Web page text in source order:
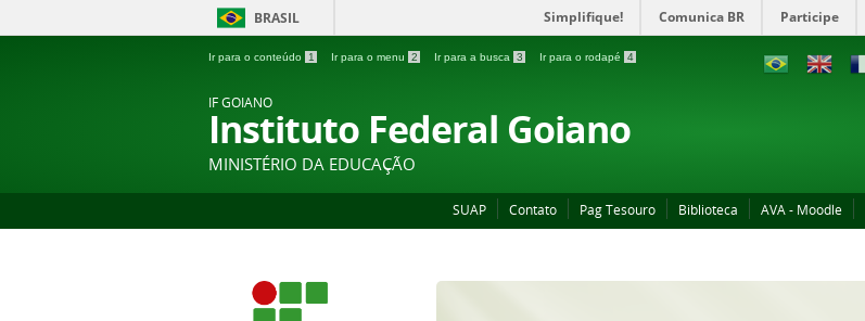
BRASIL Simplifique! Comunica BR Participe
Ir para o conteúdo 1 Ir para o menu 2 Ir para a busca 3 Ir para o rodapé 4
IF GOIANO
Instituto Federal Goiano
MINISTÉRIO DA EDUCAÇÃO
SUAP Contato Pag Tesouro Biblioteca AVA - Moodle